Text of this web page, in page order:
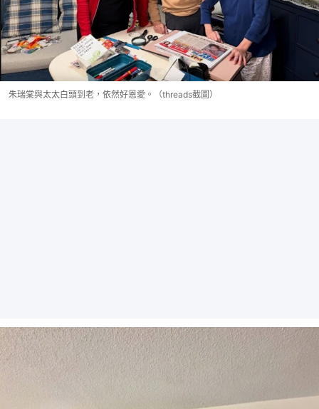
朱瑞棠與太太白頭到老，依然好恩愛。（threads截圖）